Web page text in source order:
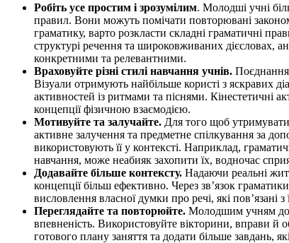
Робіть усе простим і зрозумілим. Молодші учні
правил. Вони можуть помічати повторювані
граматику, варто розкласти складні граматичні
структурі речення та широковживаних дієсловах,
конкретними та релевантними.
Враховуйте різні стилі навчання учнів. Поєднання
Візуали отримують найбільше користі з яскравих
активностей із ритмами та піснями. Кінестетичні
концепції фізичною взаємодією.
Мотивуйте та залучайте. Для того щоб
активне залучення та предметне спілкування за
використовують її у контексті. Наприклад,
навчання, може неабияк захопити їх, водночас
Додавайте більше контексту. Надаючи реальні
концепції більш ефективно. Через зв’язок
висловлення власної думки про речі, які
Переглядайте та повторюйте. Молодшим учням до
впевненість. Використовуйте вікторини, вправи й
готового плану заняття та додати більше завдань,